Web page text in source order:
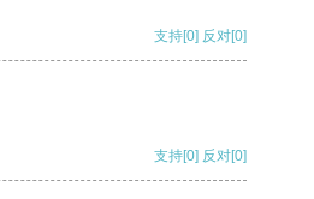
支持[0] 反对[0]
支持[0] 反对[0]